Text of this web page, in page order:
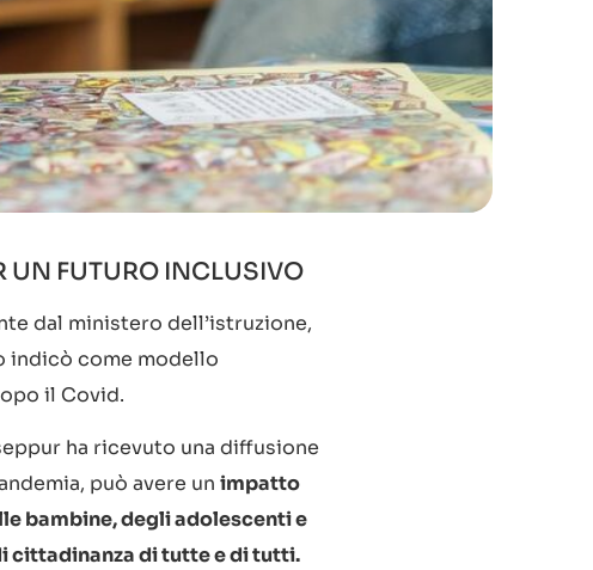
UN FUTURO INCLUSIVO
dal ministero dell’istruzione,
indicò come modello
il Covid.
ha ricevuto una diffusione
può avere un impatto
bambine, degli adolescenti e
cittadinanza di tutte e di tutti.